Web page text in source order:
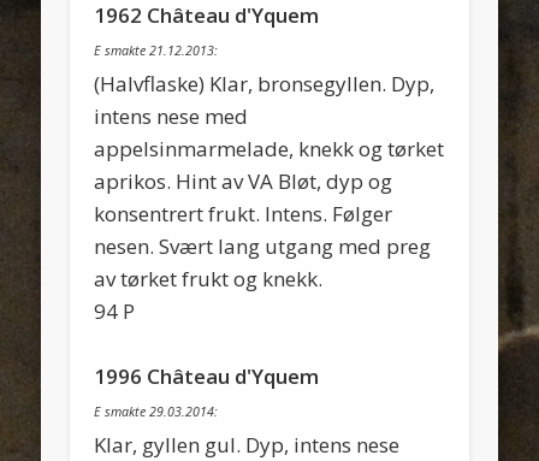
1962 Château d'Yquem
E smakte 21.12.2013:
(Halvflaske) Klar, bronsegyllen. Dyp,
intens nese med
appelsinmarmelade, knekk og tørket
aprikos. Hint av VA Bløt, dyp og
konsentrert frukt. Intens. Følger
nesen. Svært lang utgang med preg
av tørket frukt og knekk.
94 P
1996 Château d'Yquem
E smakte 29.03.2014:
Klar, gyllen gul. Dyp, intens nese